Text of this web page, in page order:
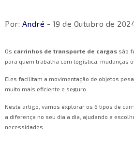
Por: André - 19 de Outubro de
Os carrinhos de transporte de cargas são
para quem trabalha com logística, mudanças
Eles facilitam a movimentação de objetos
muito mais eficiente e seguro.
Neste artigo, vamos explorar os 6 tipos de
a diferença no seu dia a dia, ajudando a
necessidades.